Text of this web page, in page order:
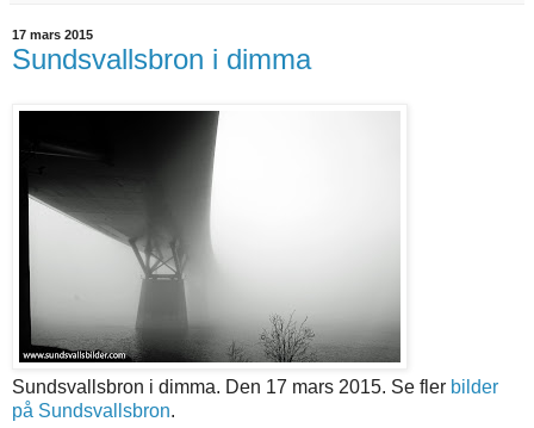
17 mars 2015
Sundsvallsbron i dimma
Sundsvallsbron i dimma. Den 17 mars 2015. Se fler bilder
på Sundsvallsbron.